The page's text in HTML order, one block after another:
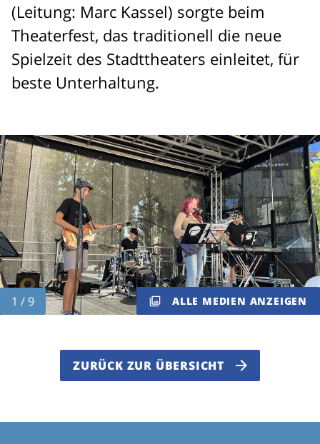
(Leitung: Marc Kassel) sorgte beim
Theaterfest, das traditionell die neue
Spielzeit des Stadttheaters einleitet, für
beste Unterhaltung.
ALLE MEDIEN ANZEIGEN
ZURÜCK ZUR ÜBERSICHT